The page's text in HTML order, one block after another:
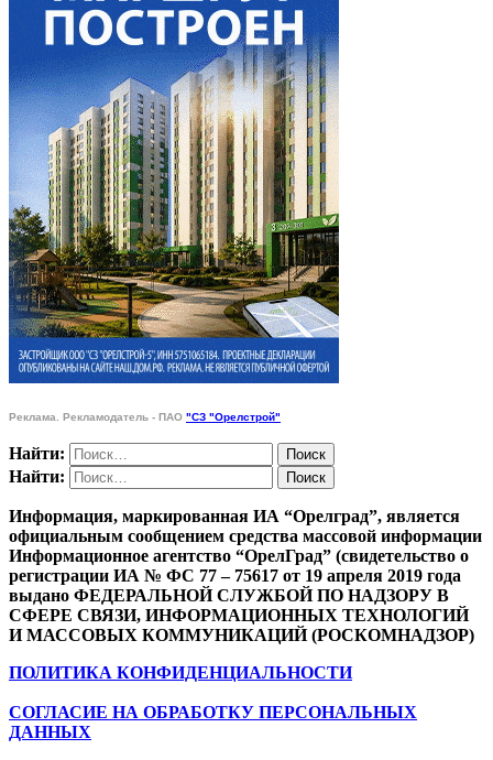
Реклама. Рекламодатель - ПАО "СЗ "Орелстрой"
Найти:
Найти:
Информация, маркированная ИА “Орелград”, является
официальным сообщением средства массовой информации
Информационное агентство “ОрелГрад” (свидетельство о
регистрации ИА № ФС 77 – 75617 от 19 апреля 2019 года
выдано ФЕДЕРАЛЬНОЙ СЛУЖБОЙ ПО НАДЗОРУ В
СФЕРЕ СВЯЗИ, ИНФОРМАЦИОННЫХ ТЕХНОЛОГИЙ
И МАССОВЫХ КОММУНИКАЦИЙ (РОСКОМНАДЗОР)
ПОЛИТИКА КОНФИДЕНЦИАЛЬНОСТИ
СОГЛАСИЕ НА ОБРАБОТКУ ПЕРСОНАЛЬНЫХ
ДАННЫХ